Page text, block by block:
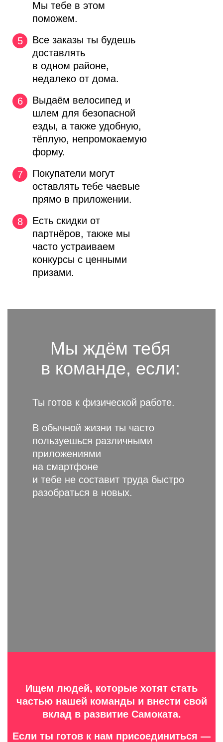
Мы тебе в этом
поможем.
Все заказы ты будешь
доставлять
в одном районе,
недалеко от дома.
Выдаём велосипед и
шлем для безопасной
езды, а также удобную,
тёплую, непромокаемую
форму.
Покупатели могут
оставлять тебе чаевые
прямо в приложении.
Есть скидки от
партнёров, также мы
часто устраиваем
конкурсы с ценными
призами.
Мы ждём тебя
в команде, если:
Ты готов к физической работе.
В обычной жизни ты часто
пользуешься различными
приложениями
на смартфоне
и тебе не составит труда быстро
разобраться в новых.
Ищем людей, которые хотят стать
частью нашей команды и внести свой
вклад в развитие Самоката.
Если ты готов к нам присоединиться —